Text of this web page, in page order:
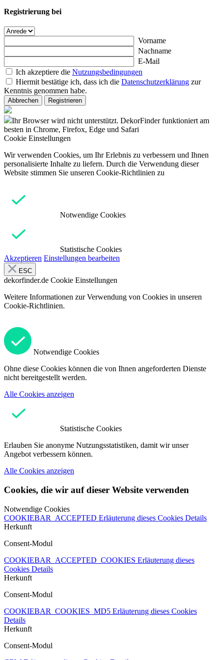
Registrierung bei
Vorname
Nachname
E-Mail
Ich akzeptiere die Nutzungsbedingungen
Hiermit bestätige ich, dass ich die Datenschutzerklärung zur
Kenntnis genommen habe.
Abbrechen Registrieren
Ihr Browser wird nicht unterstützt. DekorFinder funktioniert am
besten in Chrome, Firefox, Edge und Safari
Cookie Einstellungen
Wir verwenden Cookies, um Ihr Erlebnis zu verbessern und Ihnen
personalisierte Inhalte zu liefern. Durch die Verwendung dieser
Website stimmen Sie unseren Cookie-Richtlinien zu
Notwendige Cookies
Statistische Cookies
Akzeptieren Einstellungen bearbeiten
ESC
dekorfinder.de Cookie Einstellungen
Weitere Informationen zur Verwendung von Cookies in unseren
Cookie-Richtlinien.
Notwendige Cookies
Ohne diese Cookies können die von Ihnen angeforderten Dienste
nicht bereitgestellt werden.
Alle Cookies anzeigen
Statistische Cookies
Erlauben Sie anonyme Nutzungsstatistiken, damit wir unser
Angebot verbessern können.
Alle Cookies anzeigen
Cookies, die wir auf dieser Website verwenden
Notwendige Cookies
COOKIEBAR_ACCEPTED Erläuterung dieses Cookies Details
Herkunft
Consent-Modul
COOKIEBAR_ACCEPTED_COOKIES Erläuterung dieses
Cookies Details
Herkunft
Consent-Modul
COOKIEBAR_COOKIES_MD5 Erläuterung dieses Cookies
Details
Herkunft
Consent-Modul